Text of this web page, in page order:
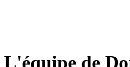
L'équipe de